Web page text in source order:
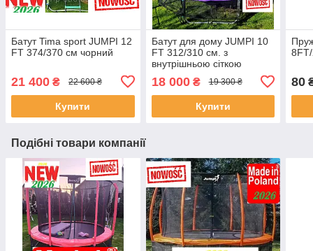
Батут Tima sport JUMPI 12
FT 374/370 см чорний
21 400 ₴ 22 600 ₴
Купити
Батут для дому JUMPI 10
FT 312/310 см. з
внутрішньою сіткою
18 000₴ 19 300 ₴
Купити
80
Подібні товари компанії